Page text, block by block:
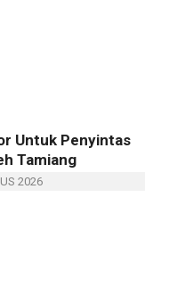
Untuk Penyintas
Tamiang
2026